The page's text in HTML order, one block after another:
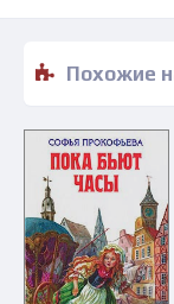
Похожие на "Дракон из